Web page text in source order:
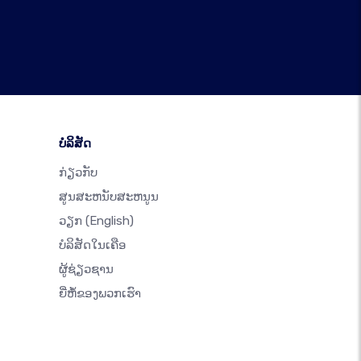
ບໍລິສັດ
ກ່ຽວກັບ
ສູນສະຫນັບສະຫນູນ
ວຽກ (English)
ບໍລິສັດໃນເຄືອ
ຜູ້ຊ່ຽວຊານ
ຍີ່ຫໍ້ຂອງພວກເຮົາ